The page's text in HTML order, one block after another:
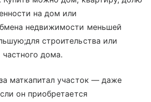
на дом или
недвижимости меньшей
строительства или
дома.
маткапитал участок — даже
он приобретается